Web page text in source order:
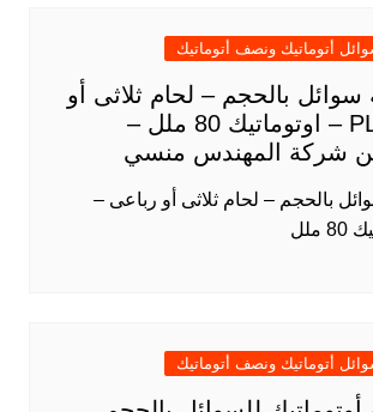
أتوماتيك ونصف أتوماتيك
سوائل بالحجم – لحام ثلاثى أو
رباعى – PLC – اوتوماتيك 80 ملل –
شركة المهندس منسي
بالحجم – لحام ثلاثى أو رباعى –
أتوماتيك ونصف أتوماتيك